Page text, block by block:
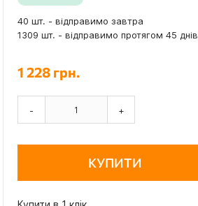
40 шт. - відправимо завтра
1309 шт. - відправимо протягом 45 днів
1 228 грн.
- +
КУПИТИ